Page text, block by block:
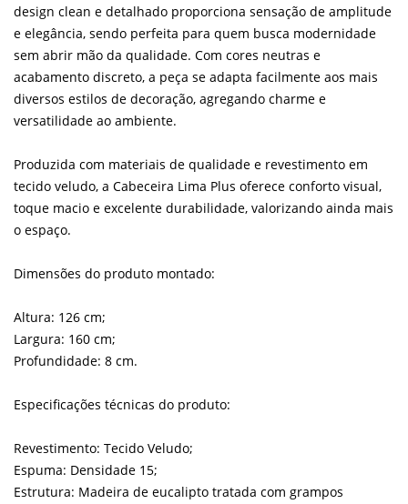
design clean e detalhado proporciona sensação de amplitude
e elegância, sendo perfeita para quem busca modernidade
sem abrir mão da qualidade. Com cores neutras e
acabamento discreto, a peça se adapta facilmente aos mais
diversos estilos de decoração, agregando charme e
versatilidade ao ambiente.
Produzida com materiais de qualidade e revestimento em
tecido veludo, a Cabeceira Lima Plus oferece conforto visual,
toque macio e excelente durabilidade, valorizando ainda mais
o espaço.
Dimensões do produto montado:
Altura: 126 cm;
Largura: 160 cm;
Profundidade: 8 cm.
Especificações técnicas do produto:
Revestimento: Tecido Veludo;
Espuma: Densidade 15;
Estrutura: Madeira de eucalipto tratada com grampos